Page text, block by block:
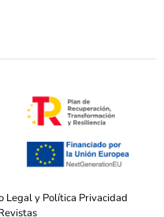
Legal y Política Privacidad